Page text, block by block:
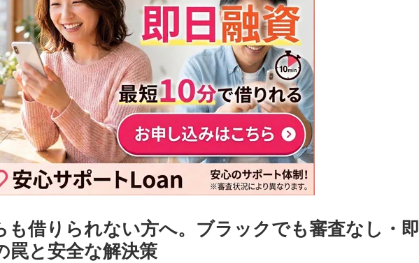
も借りられない方へ。ブラックでも審査なし・即
罠と安全な解決策